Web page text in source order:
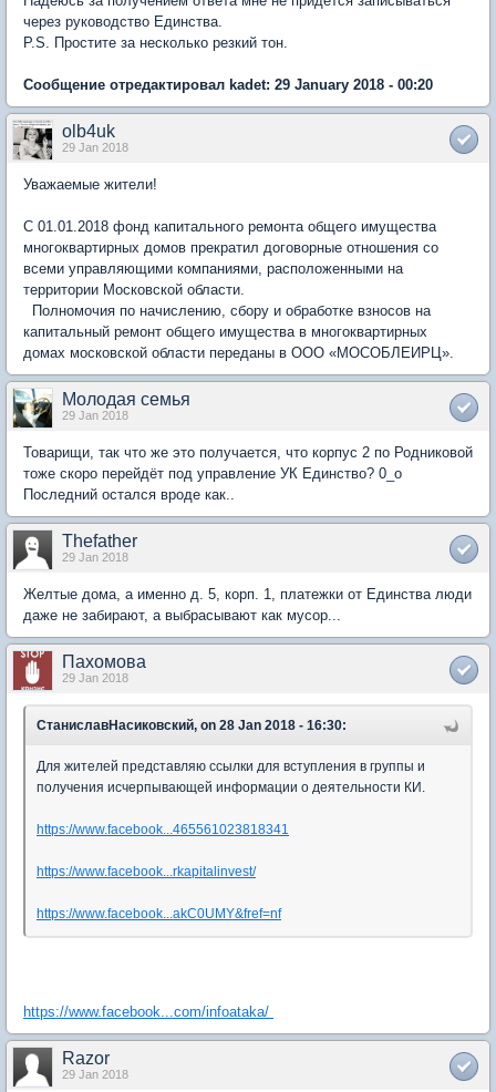
через руководство Единства.
P.S. Простите за несколько резкий тон.
Сообщение отредактировал kadet: 29 January 2018 - 00:20
olb4uk
29 Jan 2018
Уважаемые жители!
С 01.01.2018 фонд капитального ремонта общего имущества
многоквартирных домов прекратил договорные отношения со
всеми управляющими компаниями, расположенными на
территории Московской области.
Полномочия по начислению, сбору и обработке взносов на
капитальный ремонт общего имущества в многоквартирных
домах московской области переданы в ООО «МОСОБЛЕИРЦ».
Молодая семья
29 Jan 2018
Товарищи, так что же это получается, что корпус 2 по Родниковой
тоже скоро перейдёт под управление УК Единство? 0_о
Последний остался вроде как..
Thefather
29 Jan 2018
Желтые дома, а именно д. 5, корп. 1, платежки от Единства люди
даже не забирают, а выбрасывают как мусор...
Пахомова
29 Jan 2018
СтаниславНасиковский, on 28 Jan 2018 - 16:30:
Для жителей представляю ссылки для вступления в группы и
получения исчерпывающей информации о деятельности КИ.
https://www.facebook...465561023818341
https://www.facebook...rkapitalinvest/
https://www.facebook...akC0UMY&fref=nf
https://www.facebook...com/infoataka/
Razor
29 Jan 2018